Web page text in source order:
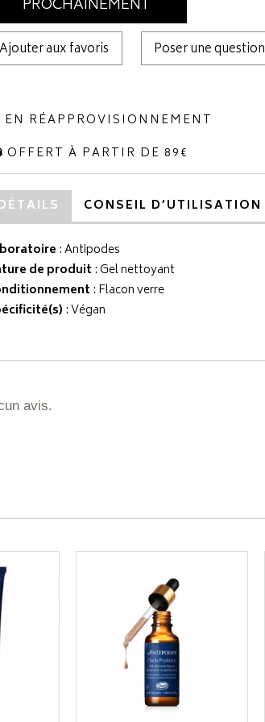
PROCHAINEMENT
Ajouter aux favoris Poser une question
EN RÉAPPROVISIONNEMENT
OFFERT À PARTIR DE 89€
CONSEIL D’UTILISATION
:Antipodes
de produit: Gel nettoyant
: Flacon verre
: Végan
avis.